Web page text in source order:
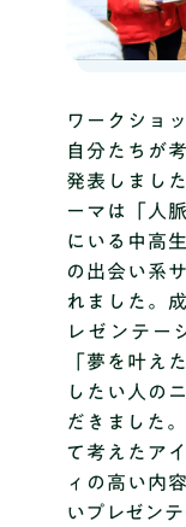
ワークショ
自分たちが
発表しまし
ーマは「人
にいる中高
の出会い系
れました。
レゼンテー
「夢を叶え
したい人の
だきました
て考えたア
ィの高い内
いプレゼン